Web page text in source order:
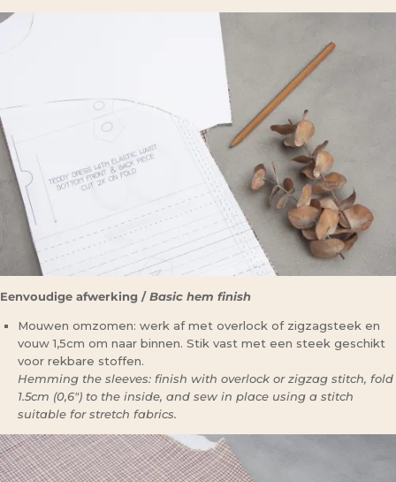
Eenvoudige afwerking /Basic hem finish
Mouwen omzomen: werk af met overlock of zigzagsteek en
vouw 1,5cm om naar binnen. Stik vast met een steek geschikt
voor rekbare stoffen.
Hemming the sleeves: finish with overlock or zigzag stitch, fold
1.5cm (0,6″) to the inside, and sew in place using a stitch
suitable for stretch fabrics.